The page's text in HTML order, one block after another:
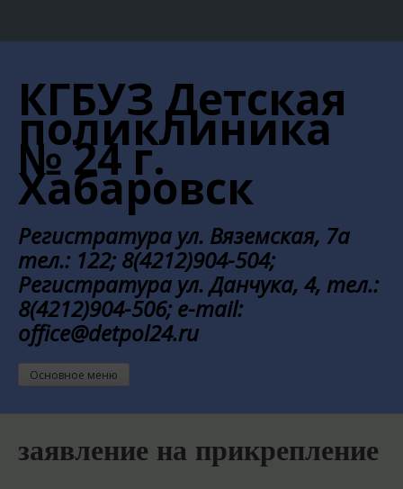
содержанию
КГБУЗ Детская
поликлиника
№ 24 г.
Хабаровск
Регистратура ул. Вяземская, 7а
тел.: 122; 8(4212)904-504;
Регистратура ул. Данчука, 4, тел.:
8(4212)904-506; e-mail:
office@detpol24.ru
Основное меню
заявление на прикрепление